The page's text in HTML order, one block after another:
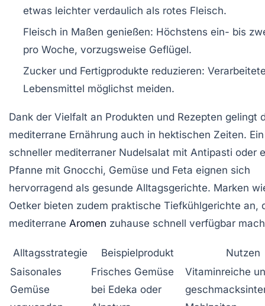
etwas leichter verdaulich als rotes Fleisch.
Fleisch in Maßen genießen: Höchstens ein- bis
pro Woche, vorzugsweise Geflügel.
Zucker und Fertigprodukte reduzieren:
Lebensmittel möglichst meiden.
Dank der Vielfalt an Produkten und Rezepten gelingt
mediterrane Ernährung auch in hektischen Zeiten. Ein
schneller mediterraner Nudelsalat mit Antipasti oder
Pfanne mit Gnocchi, Gemüse und Feta eignen sich
hervorragend als gesunde Alltagsgerichte. Marken
Oetker bieten zudem praktische Tiefkühlgerichte an,
mediterrane Aromen zuhause schnell verfügbar
Alltagsstrategie Beispielprodukt
Nutzen
Saisonales
Gemüse
Frisches Gemüse
bei Edeka oder
Vitaminreiche